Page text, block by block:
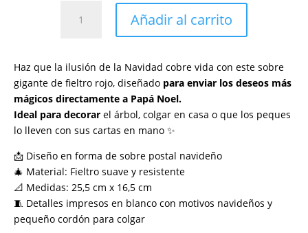
Navideño
para
Papá
Noel"
cantidad
Añadir al carrito
Haz que la ilusión de la Navidad cobre vida con este sobre
gigante de fieltro rojo, diseñado para enviar los deseos más
mágicos directamente a Papá Noel.
Ideal para decorar el árbol, colgar en casa o que los peques
lo lleven con sus cartas en mano ✨
📩 Diseño en forma de sobre postal navideño
🎄 Material: Fieltro suave y resistente
📐 Medidas: 25,5 cm x 16,5 cm
🧵 Detalles impresos en blanco con motivos navideños y
pequeño cordón para colgar